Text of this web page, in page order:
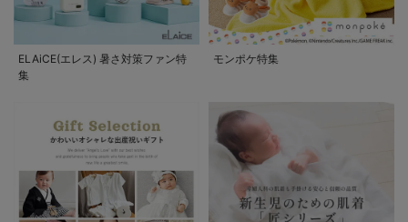
ELAiCE(エレス) 暑さ対策ファン特
集
モンポケ特集